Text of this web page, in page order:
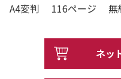
A4変判 116ページ 無
ネッ